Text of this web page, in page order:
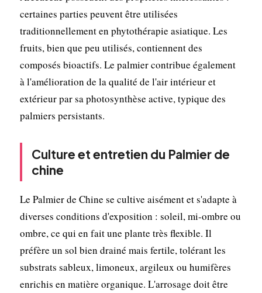
certaines parties peuvent être utilisées
traditionnellement en phytothérapie asiatique. Les
fruits, bien que peu utilisés, contiennent des
composés bioactifs. Le palmier contribue également
à l'amélioration de la qualité de l'air intérieur et
extérieur par sa photosynthèse active, typique des
palmiers persistants.
Culture et entretien du Palmier de
chine
Le Palmier de Chine se cultive aisément et s'adapte à
diverses conditions d'exposition : soleil, mi-ombre ou
ombre, ce qui en fait une plante très flexible. Il
préfère un sol bien drainé mais fertile, tolérant les
substrats sableux, limoneux, argileux ou humifères
enrichis en matière organique. L'arrosage doit être